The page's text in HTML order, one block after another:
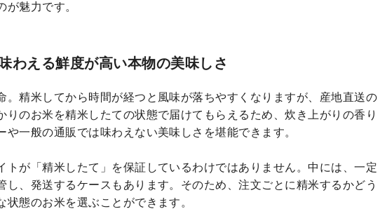
が魅力です。
わえる鮮度が高い本物の美味しさ
。精米してから時間が経つと風味が落ちやすくなりますが、産地直送の
りのお米を精米したての状態で届けてもらえるため、炊き上がりの香り
や一般の通販では味わえない美味しさを堪能できます。
トが「精米したて」を保証しているわけではありません。中には、一定
し、発送するケースもあります。そのため、注文ごとに精米するかどう
態のお米を選ぶことができます。